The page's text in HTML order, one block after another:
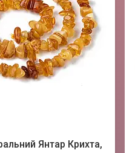
Янтар Крихта,